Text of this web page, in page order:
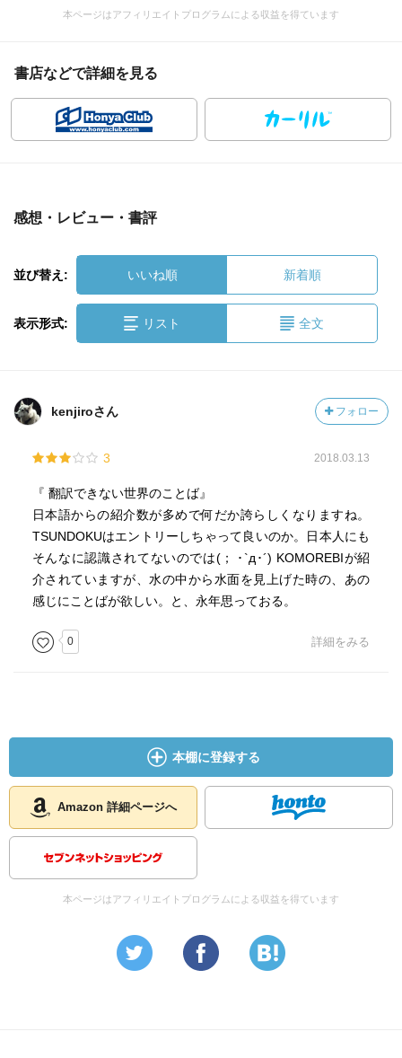
本ページはアフィリエイトプログラムによる収益を得ています
書店などで詳細を見る
感想・レビュー・書評
並び替え: いいね順 新着順
表示形式: リスト 全文
kenjiroさん フォロー
3 2018.03.13
『 翻訳できない世界のことば』
日本語からの紹介数が多めで何だか誇らしくなりますね。
TSUNDOKUはエントリーしちゃって良いのか。日本人にも
そんなに認識されてないのでは(； ･`д･´) KOMOREBIが紹
介されていますが、水の中から水面を見上げた時の、あの
感じにことばが欲しい。と、永年思っておる。
0 詳細をみる
本棚に登録する
Amazon 詳細ページへ
本ページはアフィリエイトプログラムによる収益を得ています